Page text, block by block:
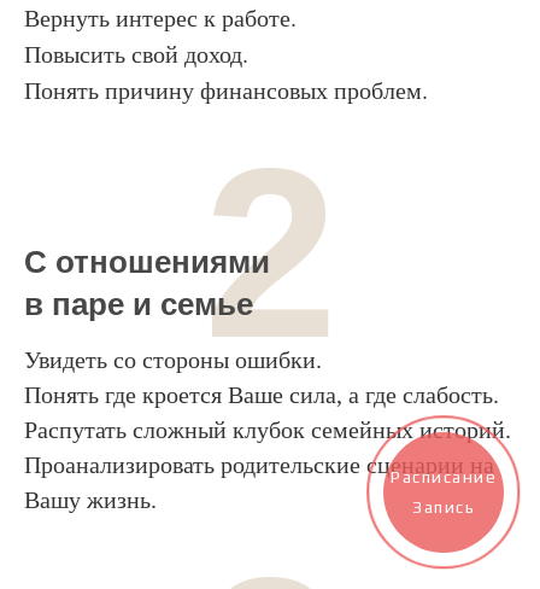
Вернуть интерес к работе.
Повысить свой доход.
Понять причину финансовых проблем.
С отношениями
в паре и семье
Увидеть со стороны ошибки.
Понять где кроется Ваше сила, а где слабость.
Распутать сложный клубок семейных историй.
Проанализировать родительские сценарии на
Вашу жизнь.
2
Расписание
Запись